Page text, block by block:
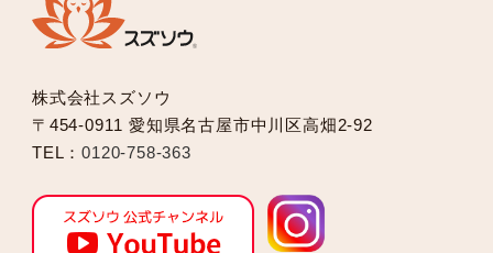
株式会社スズソウ
〒454-0911 愛知県名古屋市中川区高畑2-92
TEL：0120-758-363